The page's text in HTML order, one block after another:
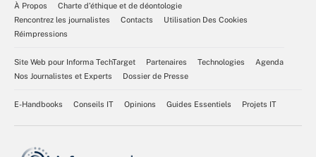
À Propos
Charte d’éthique et de déontologie
Rencontrez les journalistes
Contacts
Utilisation Des Cookies
Réimpressions
Site Web pour Informa TechTarget Partenaires Technologies
Agenda
Nos Journalistes et Experts
Dossier de Presse
E-Handbooks Conseils IT Opinions Guides Essentiels Projets IT